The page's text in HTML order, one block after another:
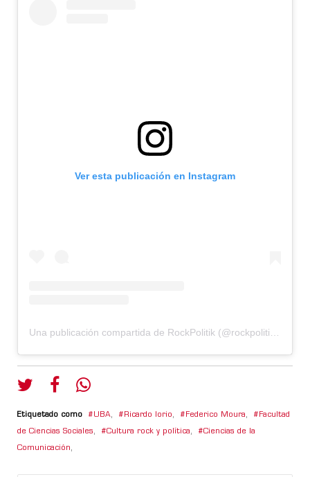
Ver esta publicación en Instagram
Etiquetado como UBA, Ricardo Iorio, Federico Moura, Facultad
de Ciencias Sociales, Cultura rock y política, Ciencias de la
Comunicación,